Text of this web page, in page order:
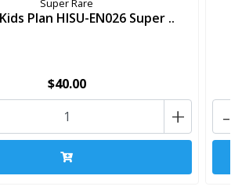
Super Rare
Plan HISU-EN026 Super ..
$40.00
+ -